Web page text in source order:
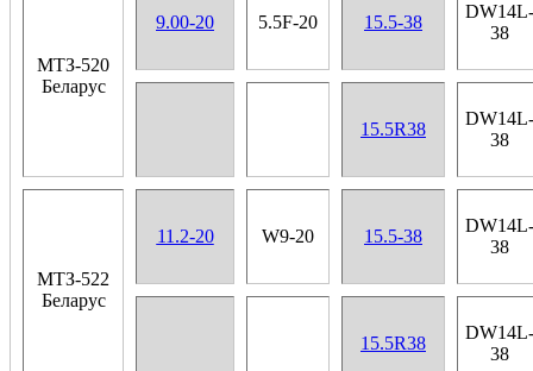
МТЗ-520
Беларус
9.00-20 5.5F-20 15.5-38
DW14L-
38
15.5R38
DW14L-
38
МТЗ-522
Беларус
11.2-20 W9-20 15.5-38
DW14L-
38
15.5R38
DW14L-
38